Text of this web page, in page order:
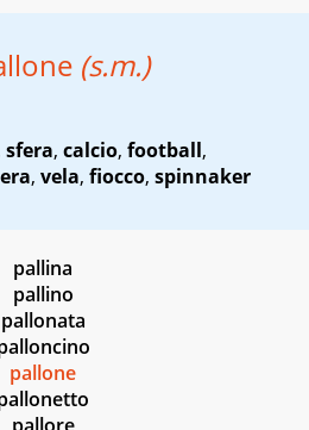
(s.m.)
sfera, calcio, football,
, vela, fiocco, spinnaker
pallina
pallino
pallonata
pallone